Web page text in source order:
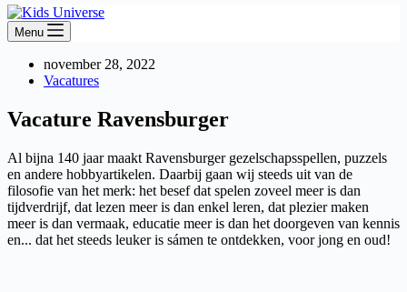
Menu
november 28, 2022
Vacatures
Vacature Ravensburger
Al bijna 140 jaar maakt Ravensburger gezelschapsspellen, puzzels
en andere hobbyartikelen. Daarbij gaan wij steeds uit van de
filosofie van het merk: het besef dat spelen zoveel meer is dan
tijdverdrijf, dat lezen meer is dan enkel leren, dat plezier maken
meer is dan vermaak, educatie meer is dan het doorgeven van kennis
en... dat het steeds leuker is sámen te ontdekken, voor jong en oud!